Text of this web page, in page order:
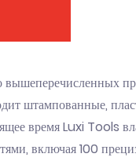
штампованные,
время Luxi Tools
включая 100